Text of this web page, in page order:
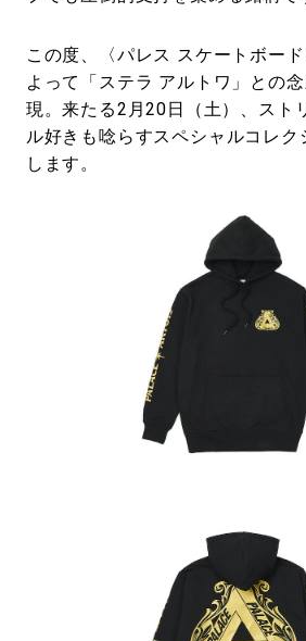
この度、〈パレス スケートボー
よって「ステラ アルトワ」との
現。来たる2月20日（土）、スト
ル好きも唸らすスペシャルコレク
します。